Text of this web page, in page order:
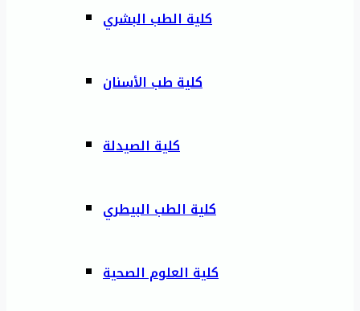
كلية الطب البشري
كلية طب الأسنان
كلية الصيدلة
كلية الطب البيطري
كلية العلوم الصحية